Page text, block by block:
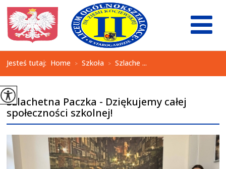
Jesteś tutaj: Home > Szkoła > Szlache ...
Szlachetna Paczka - Dziękujemy całej
społeczności szkolnej!